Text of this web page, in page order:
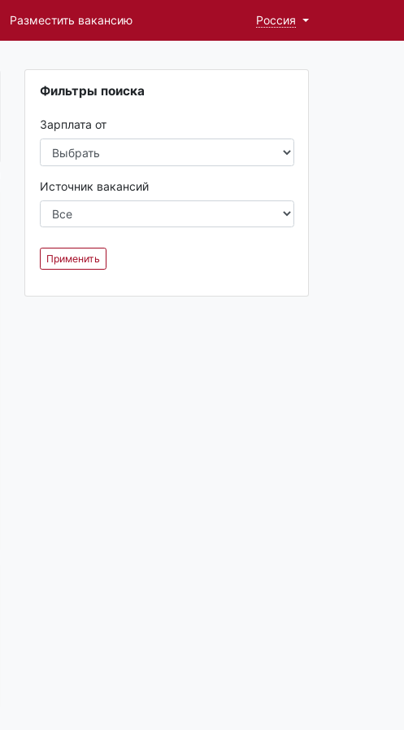
Разместить вакансию Россия
Фильтры поиска
Зарплата от
Источник вакансий
Применить